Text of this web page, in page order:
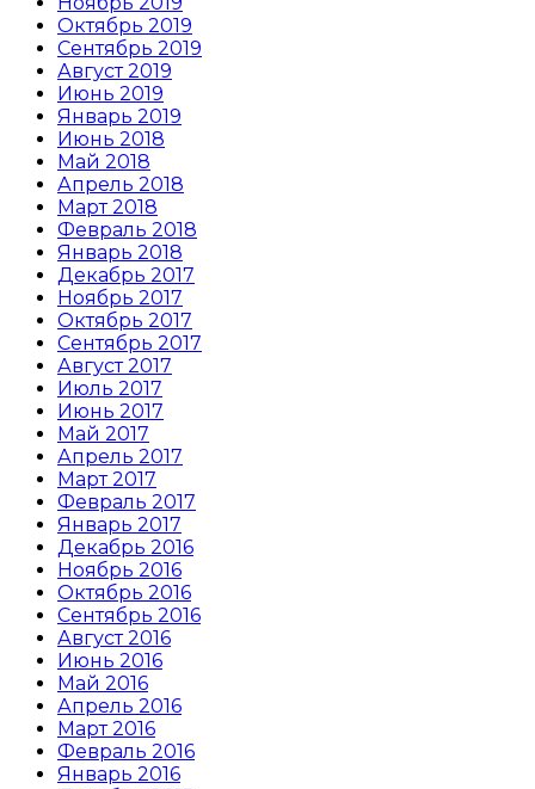
Октябрь 2019
Сентябрь 2019
Август 2019
Июнь 2019
Январь 2019
Июнь 2018
Май 2018
Апрель 2018
Март 2018
Февраль 2018
Январь 2018
Декабрь 2017
Ноябрь 2017
Октябрь 2017
Сентябрь 2017
Август 2017
Июль 2017
Июнь 2017
Май 2017
Апрель 2017
Март 2017
Февраль 2017
Январь 2017
Декабрь 2016
Ноябрь 2016
Октябрь 2016
Сентябрь 2016
Август 2016
Июнь 2016
Май 2016
Апрель 2016
Март 2016
Февраль 2016
Январь 2016